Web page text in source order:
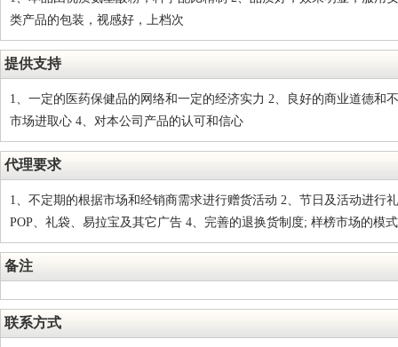
类产品的包装，视感好，上档次
提供支持
1、一定的医药保健品的网络和一定的经济实力 2、良好的商业道德和
市场进取心 4、对本公司产品的认可和信心
代理要求
1、不定期的根据市场和经销商需求进行赠货活动 2、节日及活动进行
POP、礼袋、易拉宝及其它广告 4、完善的退换货制度; 样榜市场的模
备注
联系方式